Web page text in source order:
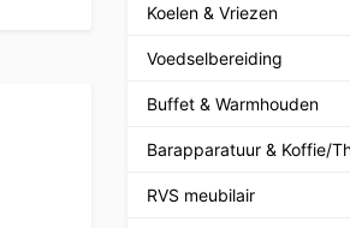
Koelen & Vriezen
Voedselbereiding
Buffet & Warmhouden
Barapparatuur & Koffie/
RVS meubilair